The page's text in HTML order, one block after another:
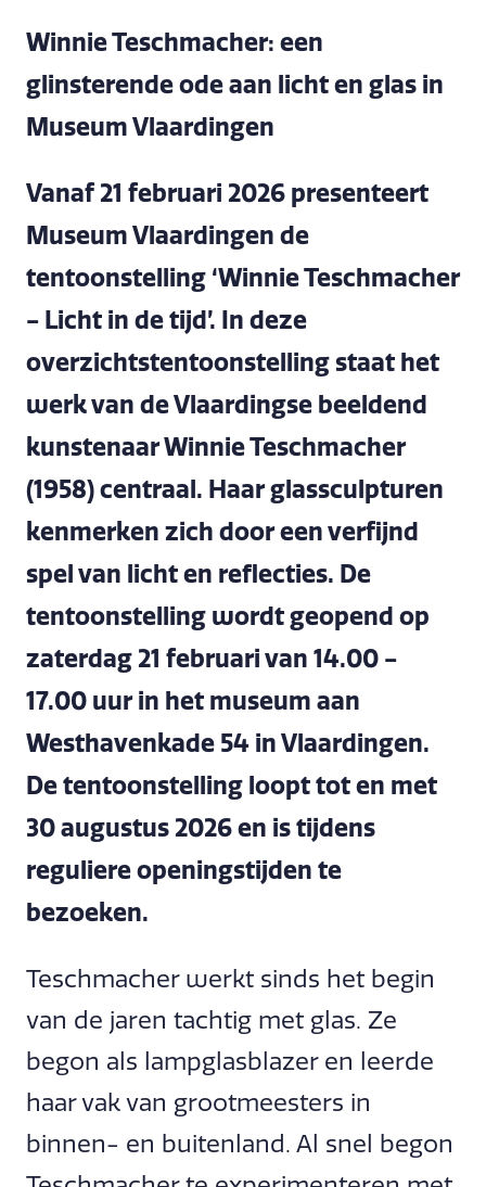
Winnie Teschmacher: een
glinsterende ode aan licht en glas in
Museum Vlaardingen
Vanaf 21 februari 2026 presenteert
Museum Vlaardingen de
tentoonstelling ‘Winnie Teschmacher
- Licht in de tijd’. In deze
overzichtstentoonstelling staat het
werk van de Vlaardingse beeldend
kunstenaar Winnie Teschmacher
(1958) centraal. Haar glassculpturen
kenmerken zich door een verfijnd
spel van licht en reflecties. De
tentoonstelling wordt geopend op
zaterdag 21 februari van 14.00 -
17.00 uur in het museum aan
Westhavenkade 54 in Vlaardingen.
De tentoonstelling loopt tot en met
30 augustus 2026 en is tijdens
reguliere openingstijden te
bezoeken.
Teschmacher werkt sinds het begin
van de jaren tachtig met glas. Ze
begon als lampglasblazer en leerde
haar vak van grootmeesters in
binnen- en buitenland. Al snel begon